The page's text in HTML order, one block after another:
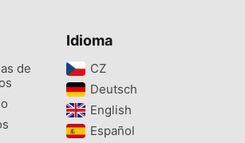
de
Idioma
CZ‎
Deutsch‎
English‎
Español‎